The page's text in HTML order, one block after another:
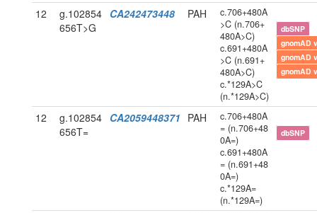
12
g.102854
656T>G
CA242473448 PAH
c.706+480A
>C (n.706+
480A>C)
c.691+480A
>C (n.691+
480A>C)
c.*129A>C
(n.*129A>C)
dbSNP
gnomAD
gnomAD
gnomAD
12
g.102854
656T=
CA2059448371 PAH
c.706+480A
= (n.706+48
0A=)
c.691+480A
= (n.691+48
0A=)
c.*129A=
(n.*129A=)
dbSNP